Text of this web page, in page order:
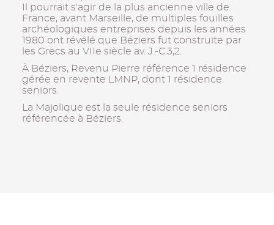
Il pourrait s'agir de la plus ancienne ville de
France, avant Marseille, de multiples fouilles
archéologiques entreprises depuis les années
1980 ont révélé que Béziers fut construite par
les Grecs au VIIe siècle av. J.-C.3,2.
À Béziers, Revenu Pierre référence 1 résidence
gérée en revente LMNP, dont 1 résidence
seniors.
La Majolique est la seule résidence seniors
référencée à Béziers.